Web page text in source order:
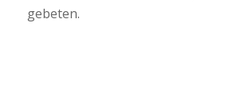
gebeten.